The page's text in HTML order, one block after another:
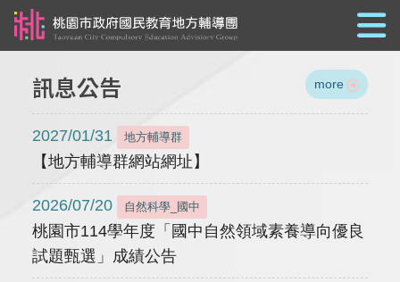
訊息公告 more
2027/01/31 地方輔導群
【地方輔導群網站網址】
2026/07/20 自然科學_國中
桃園市114學年度「國中自然領域素養導向優良
試題甄選」成績公告